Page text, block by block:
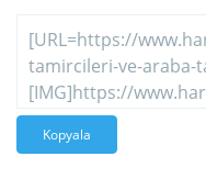
Kopyala